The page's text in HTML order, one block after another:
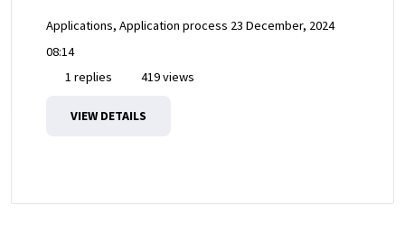
Applications, Application process 23 December, 2024
08:14
1 replies
419 views
VIEW DETAILS